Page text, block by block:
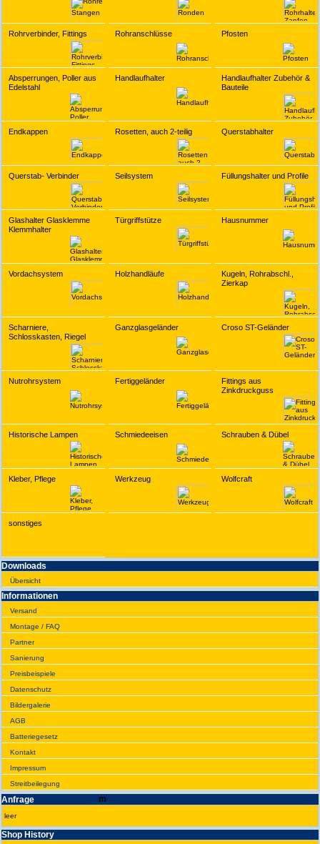
Rohrverbinder, Fittings Rohranschlüsse Pfosten
Absperrungen, Poller aus
Edelstahl
Handlaufhalter
Handlaufhalter Zubehör &
Bauteile
Endkappen Rosetten, auch 2-teilig Querstabhalter
Querstab- Verbinder Seilsystem Füllungshalter und Profile
Glashalter Glasklemme
Klemmhalter
Türgriffstütze Hausnummer
Vordachsystem Holzhandläufe
Kugeln, Rohrabschl.,
Zierkap
Scharniere,
Schlosskasten, Riegel
Ganzglasgeländer Croso ST-Geländer
Nutrohrsystem Fertiggeländer
Fittings aus
Zinkdruckguss
Historische Lampen Schmiedeeisen Schrauben & Dübel
Kleber, Pflege Werkzeug Wolfcraft
sonstiges
Downloads
Übersicht
Infor­ma­tionen
Versand
Montage / FAQ
Partner
Sanie­rung
Preis­beispiele
Daten­schutz
Bilder­galerie
AGB
Batte­rie­gesetz
Kontakt
Impres­sum
Streit­bei­legung
Anfrage
leer
Shop History